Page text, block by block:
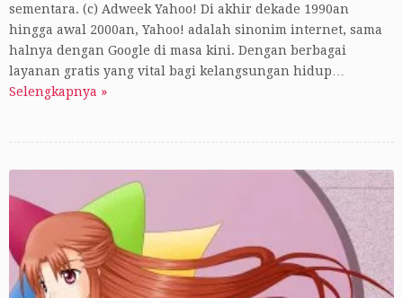
sementara. (c) Adweek Yahoo! Di akhir dekade 1990an
hingga awal 2000an, Yahoo! adalah sinonim internet, sama
halnya dengan Google di masa kini. Dengan berbagai
layanan gratis yang vital bagi kelangsungan hidup…
Selengkapnya »